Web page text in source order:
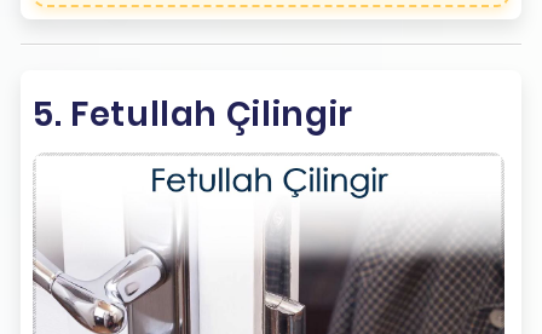
5. Fetullah Çilingir